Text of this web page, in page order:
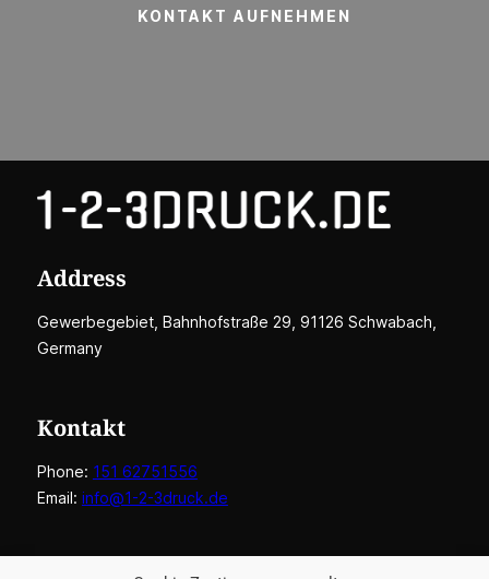
KONTAKT AUFNEHMEN
Address
Gewerbegebiet, Bahnhofstraße 29, 91126 Schwabach,
Germany
Kontakt
Phone: 151 62751556
Email: info@1-2-3druck.de